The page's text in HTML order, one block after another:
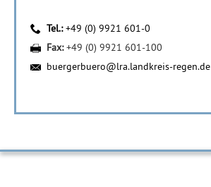
Tel.:+49 (0) 9921 601-0
Fax:+49 (0) 9921 601-100
buergerbuero@lra.landkreis-regen.de